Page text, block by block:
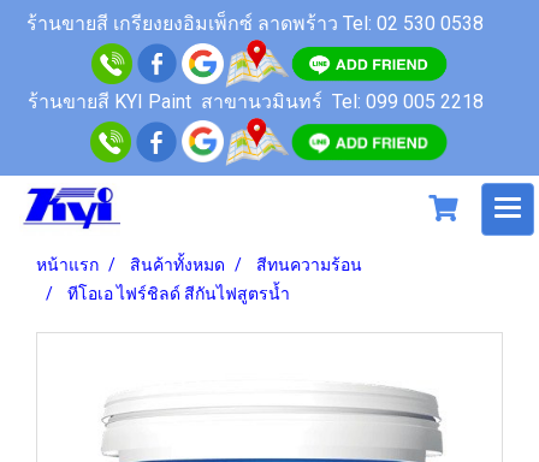
ร้านขายสี เกรียงยงอิมเพ็กซ์ ลาดพร้าว Tel: 02 530 0538
ร้านขายสี KYI Paint สาขานวมินทร์ Tel: 099 005 2218
หน้าแรก สินค้าทั้งหมด
สีทนความร้อน
ทีโอเอ ไฟร์ชิลด์ สีกันไฟสูตรน้ำ